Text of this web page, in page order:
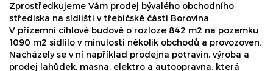
Zprostředkujeme Vám prodej bývalého obchodního
střediska na sídlišti v třebíčské části Borovina.
V přízemní cihlové budově o rozloze 842 m2 na pozemku
1090 m2 sídlilo v minulosti několik obchodů a provozoven.
Nacházely se v ní například prodejna potravin, výroba a
prodej lahůdek, masna, elektro a autoopravna, která